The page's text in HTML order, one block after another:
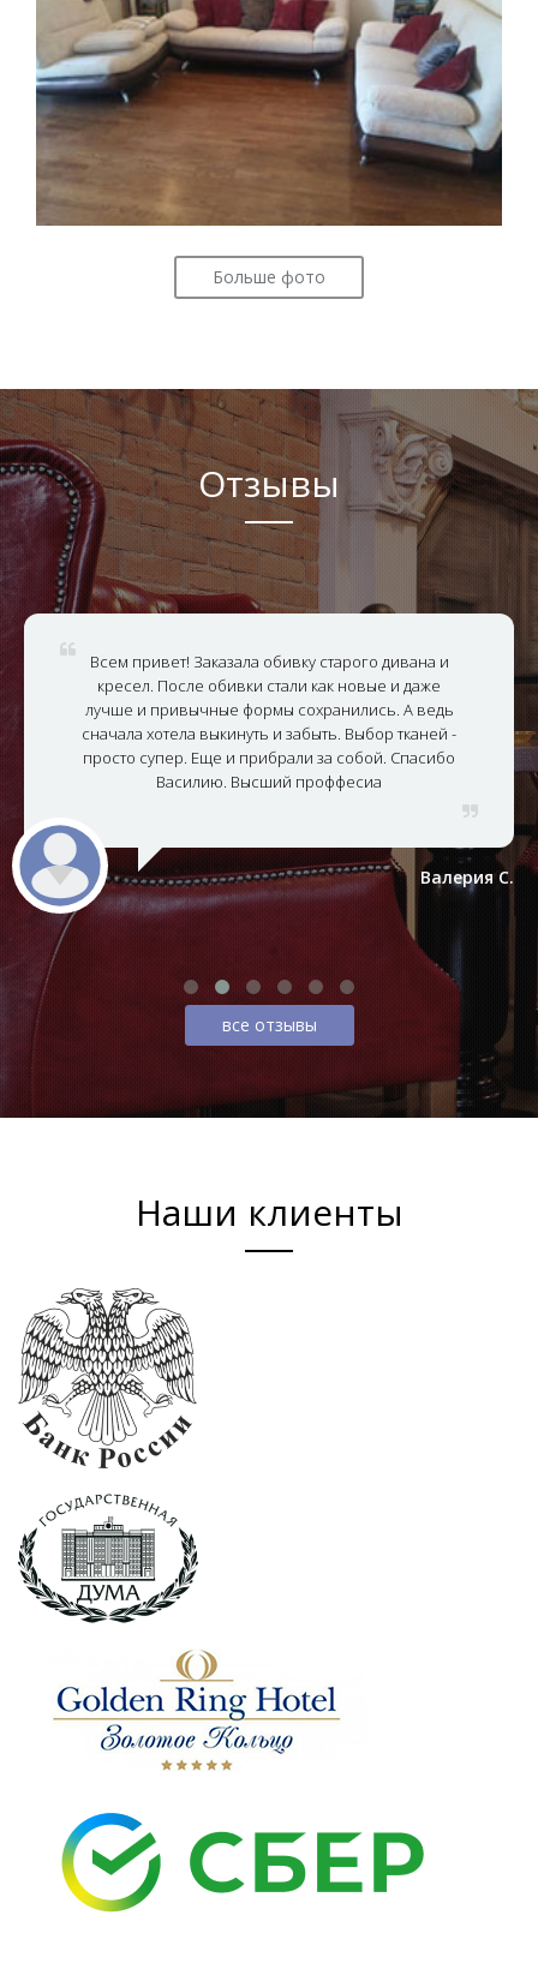
Больше фото
Отзывы
Всем привет! Заказала обивку старого дивана и
кресел. После обивки стали как новые и даже
лучше и привычные формы сохранились. А ведь
сначала хотела выкинуть и забыть. Выбор тканей -
просто супер. Еще и прибрали за собой. Спасибо
Василию. Высший проффесиа
Валерия С.
все отзывы
Наши клиенты